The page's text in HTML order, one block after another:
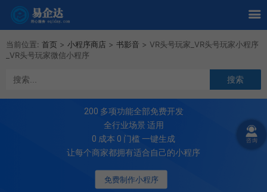
当前位置: 首页 > 小程序商店 > 书影音 > VR头号玩家_VR头号玩家小程序
_VR头号玩家微信小程序
免费制作小程序
200 多项功能全部免费开发
全行业场景 适用
0 成本 0 门槛 一键生成
让每个商家都拥有适合自己的小程序